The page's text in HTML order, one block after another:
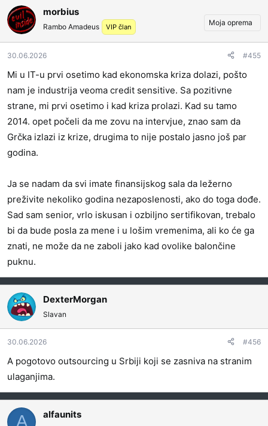
morbius
Rambo Amadeus VIP član Moja oprema
30.06.2026 #455
Mi u IT-u prvi osetimo kad ekonomska kriza dolazi, pošto
nam je industrija veoma credit sensitive. Sa pozitivne
strane, mi prvi osetimo i kad kriza prolazi. Kad su tamo
2014. opet počeli da me zovu na intervjue, znao sam da
Grčka izlazi iz krize, drugima to nije postalo jasno još par
godina.
Ja se nadam da svi imate finansijskog sala da ležerno
preživite nekoliko godina nezaposlenosti, ako do toga dođe.
Sad sam senior, vrlo iskusan i ozbiljno sertifikovan, trebalo
bi da bude posla za mene i u lošim vremenima, ali ko će ga
znati, ne može da ne zaboli jako kad ovolike balončine
puknu.
DexterMorgan
Slavan
30.06.2026 #456
A pogotovo outsourcing u Srbiji koji se zasniva na stranim
ulaganjima.
A alfaunits